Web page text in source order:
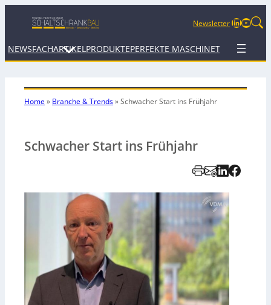
NewsletterLinkedIn
NEWSFACHARTIKEL PRODUKTEPERFEKTE MASCHINETERMINE
Home» Branche & Trends»Schwacher Start ins Frühjahr
Schwacher Start ins Frühjahr